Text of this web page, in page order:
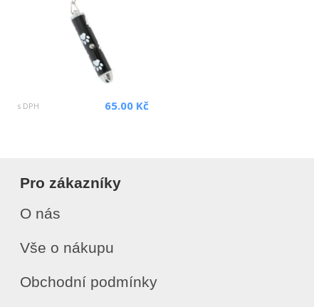
s DPH 65.00 Kč
Pro zákazníky
O nás
Vše o nákupu
Obchodní podmínky